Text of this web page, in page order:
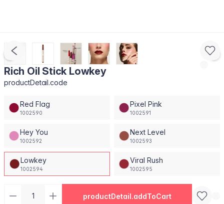
Rich Oil Stick Lowkey
productDetail.code
Red Flag
1002590
Pixel Pink
1002591
Hey You
1002592
Next Level
1002593
Lowkey
1002594
Viral Rush
1002595
productDetail.addToCart